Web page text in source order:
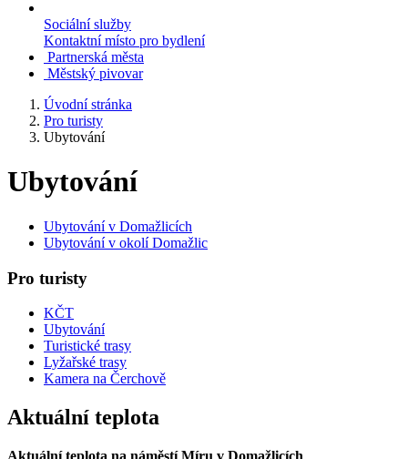
Sociální služby
Kontaktní místo pro bydlení
Partnerská města
Městský pivovar
Úvodní stránka
Pro turisty
Ubytování
Ubytování
Ubytování v Domažlicích
Ubytování v okolí Domažlic
Pro turisty
KČT
Ubytování
Turistické trasy
Lyžařské trasy
Kamera na Čerchově
Aktuální teplota